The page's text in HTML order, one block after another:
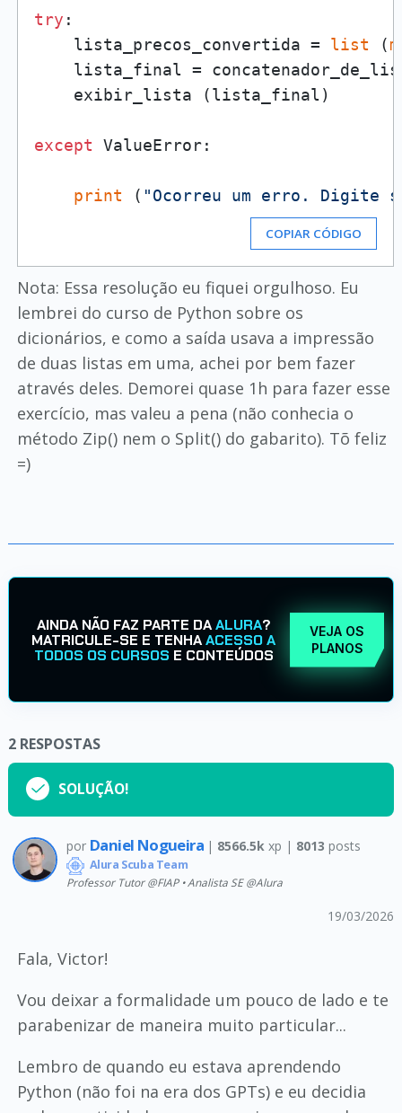
try :
    lista_precos_convertida =
list (
lista_final =
    exibir_lista (lista_final)
except ValueError:
print ( "Ocorreu um erro. Digite
COPIAR CÓDIGO
Nota: Essa resolução eu fiquei orgulhoso. Eu
lembrei do curso de Python sobre os
dicionários, e como a saída usava a impressão
de duas listas em uma, achei por bem fazer
através deles. Demorei quase 1h para fazer esse
exercício, mas valeu a pena (não conhecia o
método Zip() nem o Split() do gabarito). Tõ feliz
=)
AINDA NÃO FAZ PARTE DAALURA?
MATRICULE-SE E TENHAACESSO A
TODOS OS CURSOS E CONTEÚDOS
VEJA OS
PLANOS
2 RESPOSTAS
SOLUÇÃO!
por Daniel Nogueira | 8566.5k xp | 8013 posts
Alura Scuba Team
Professor Tutor @FIAP • Analista SE @Alura
19/03/2026
Fala, Victor!
Vou deixar a formalidade um pouco de lado e te
parabenizar de maneira muito particular...
Lembro de quando eu estava aprendendo
Python (não foi na era dos GPTs) e eu decidia